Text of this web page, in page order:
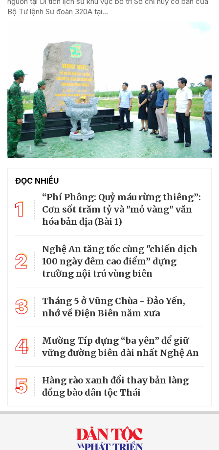
Bộ Tư lệnh Sư đoàn 320A tại...
ĐỌC NHIỀU
1
“Phí Phông: Quỷ máu rừng thiêng”:
Cơn sốt trăm tỷ và "mỏ vàng" văn
hóa bản địa (Bài 1)
2
Nghệ An tăng tốc cùng "chiến dịch
100 ngày đêm cao điểm” dựng
trường nội trú vùng biên
3
Tháng 5 ở Vũng Chùa - Đảo Yến,
nhớ về Điện Biên năm xưa
4
Mường Típ dựng “ba yên” để giữ
vững đường biên dài nhất Nghệ An
5
Hàng rào xanh đổi thay bản làng
đồng bào dân tộc Thái